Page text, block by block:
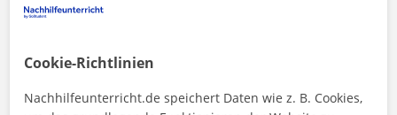
Durch Klicken auf eine der beiden Schaltflächen stimmen Sie
Cookie-Richtlinien
Nachhilfeunterricht.de speichert Daten wie z. B. Cookies,